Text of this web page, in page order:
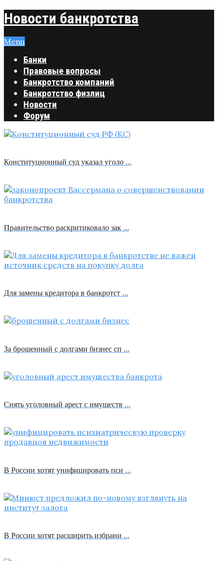
Новости банкротства
Menu
Банки
Правовые вопросы
Банкротство компаний
Банкротство физлиц
Новости
Форум
Конституционный суд указал уголо …
Правительство раскритиковало зак …
Для замены кредитора в банкротст …
За брошенный с долгами бизнес сп …
Снять уголовный арест с имуществ …
В России хотят унифицировать пси …
В России хотят расширить избрани …